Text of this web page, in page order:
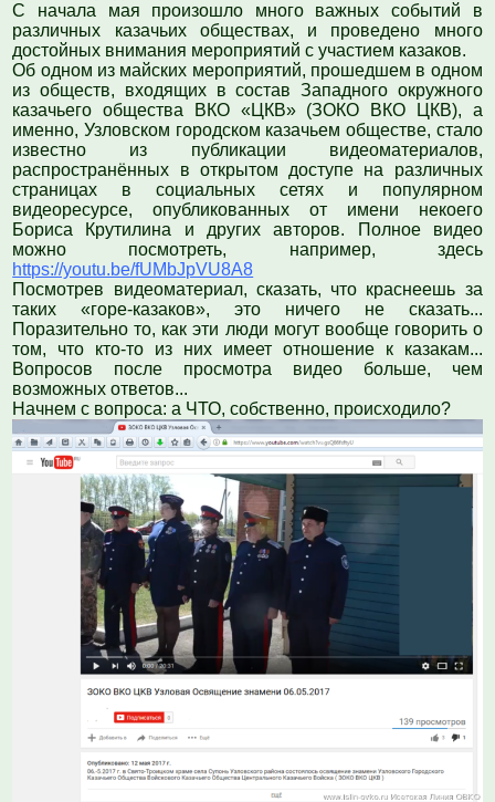
С начала мая произошло много важных событий в
различных казачьих обществах, и проведено много
достойных внимания мероприятий с участием казаков.
Об одном из майских мероприятий, прошедшем в одном
из обществ, входящих в состав Западного окружного
казачьего общества ВКО «ЦКВ» (ЗОКО ВКО ЦКВ), а
именно, Узловском городском казачьем обществе, стало
известно из публикации видеоматериалов,
распространённых в открытом доступе на различных
страницах в социальных сетях и популярном
видеоресурсе, опубликованных от имени некоего
Бориса Крутилина и других авторов. Полное видео
можно посмотреть, например, здесь
https://youtu.be/fUMbJpVU8A8
Посмотрев видеоматериал, сказать, что краснеешь за
таких «горе-казаков», это ничего не сказать...
Поразительно то, как эти люди могут вообще говорить о
том, что кто-то из них имеет отношение к казакам...
Вопросов после просмотра видео больше, чем
возможных ответов...
Начнем с вопроса: а ЧТО, собственно, происходило?